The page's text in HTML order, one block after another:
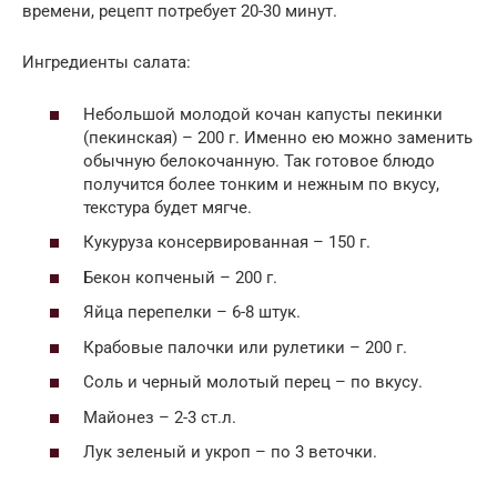
времени, рецепт потребует 20-30 минут.
Ингредиенты салата:
Небольшой молодой кочан капусты пекинки
(пекинская) – 200 г. Именно ею можно заменить
обычную белокочанную. Так готовое блюдо
получится более тонким и нежным по вкусу,
текстура будет мягче.
Кукуруза консервированная – 150 г.
Бекон копченый – 200 г.
Яйца перепелки – 6-8 штук.
Крабовые палочки или рулетики – 200 г.
Соль и черный молотый перец – по вкусу.
Майонез – 2-3 ст.л.
Лук зеленый и укроп – по 3 веточки.